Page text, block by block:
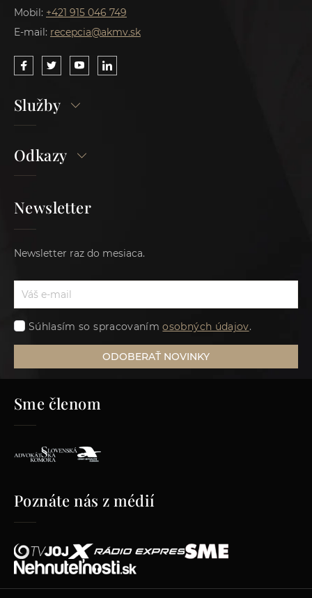
Mobil: +421 915 046 749
E-mail: recepcia@akmv.sk
Služby
Odkazy
Newsletter
Newsletter raz do mesiaca.
Súhlasím so spracovanímosobných údajov.
ODOBERAŤ NOVINKY
Sme členom
Poznáte nás z médií